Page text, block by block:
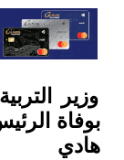
وزير
بوفاة
هادي